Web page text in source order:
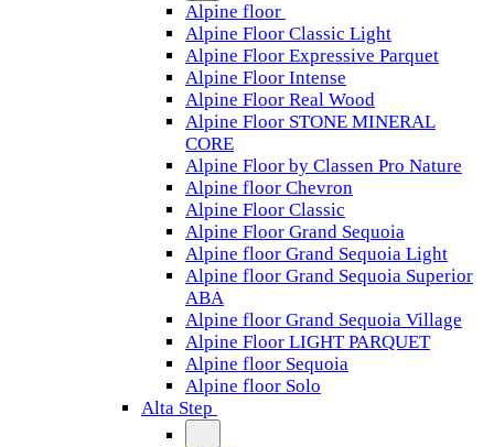
Alpine floor
Alpine Floor Classic Light
Alpine Floor Expressive Parquet
Alpine Floor Intense
Alpine Floor Real Wood
Alpine Floor STONE MINERAL
CORE
Alpine Floor by Classen Pro Nature
Alpine floor Chevron
Alpine Floor Classic
Alpine Floor Grand Sequoia
Alpine floor Grand Sequoia Light
Alpine floor Grand Sequoia Superior
ABA
Alpine floor Grand Sequoia Village
Alpine Floor LIGHT PARQUET
Alpine floor Sequoia
Alpine floor Solo
Alta Step